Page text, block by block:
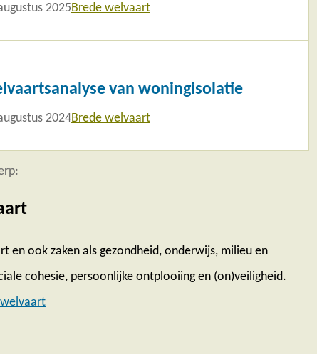
2025Brede welvaart
van woningisolatie
2024Brede welvaart
en ook zaken als gezondheid, onderwijs, milieu en
cohesie, persoonlijke ontplooiing en (on)veiligheid.